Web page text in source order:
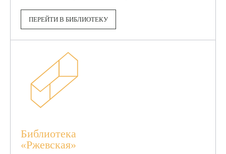
ПЕРЕЙТИ В БИБЛИОТЕКУ
Библиотека
«Ржевская»